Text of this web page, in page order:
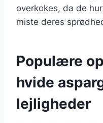
overkokes, da de
miste deres
Populære
hvide
lejligheder